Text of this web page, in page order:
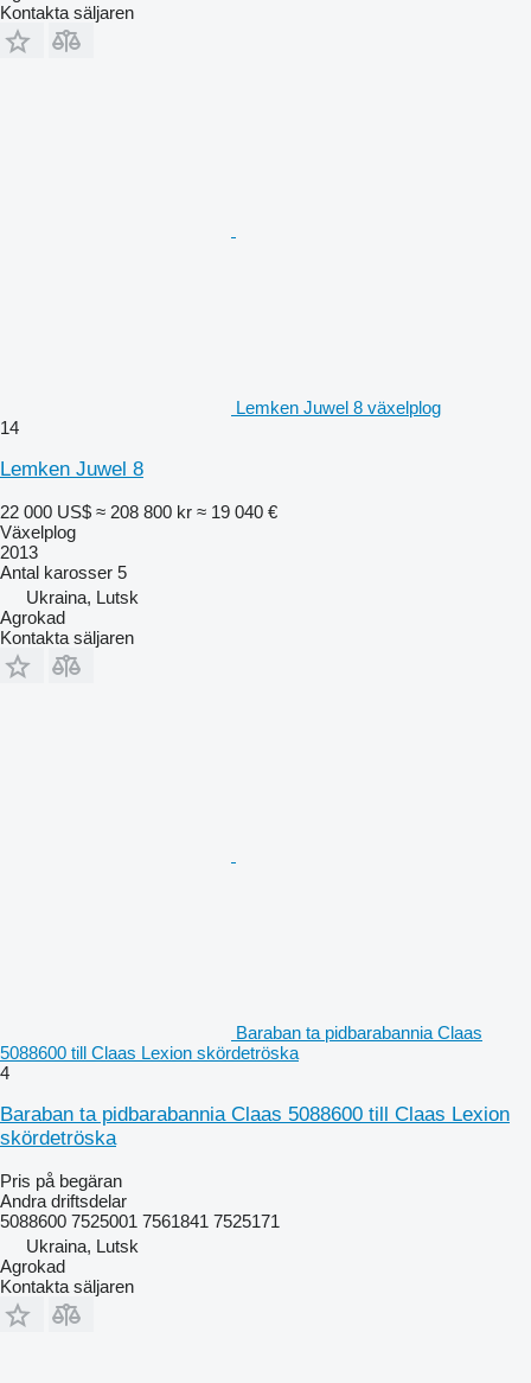
Kontakta säljaren
Lemken Juwel 8 växelplog
14
Lemken Juwel 8
22 000 US$ ≈ 208 800 kr ≈ 19 040 €
Växelplog
2013
Antal karosser 5
Ukraina, Lutsk
Agrokad
Kontakta säljaren
Baraban ta pidbarabannia Claas
5088600 till Claas Lexion skördetröska
4
Baraban ta pidbarabannia Claas 5088600 till Claas Lexion
skördetröska
Pris på begäran
Andra driftsdelar
5088600 7525001 7561841 7525171
Ukraina, Lutsk
Agrokad
Kontakta säljaren